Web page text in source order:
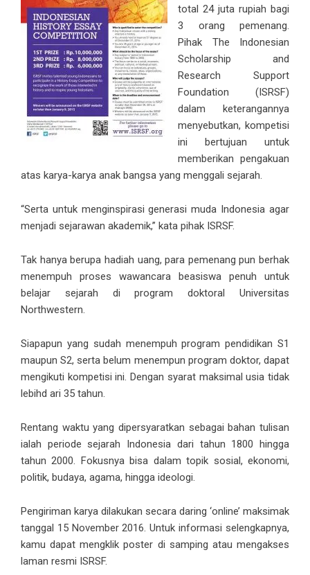
total 24 juta rupiah bagi
3 orang pemenang.
Pihak The Indonesian
Scholarship and
Research Support
Foundation (ISRSF)
dalam keterangannya
menyebutkan, kompetisi
ini bertujuan untuk
memberikan pengakuan
atas karya-karya anak bangsa yang menggali sejarah.
“Serta untuk menginspirasi generasi muda Indonesia agar
menjadi sejarawan akademik,” kata pihak ISRSF.
Tak hanya berupa hadiah uang, para pemenang pun berhak
menempuh proses wawancara beasiswa penuh untuk
belajar sejarah di program doktoral Universitas
Northwestern.
Siapapun yang sudah menempuh program pendidikan S1
maupun S2, serta belum menempun program doktor, dapat
mengikuti kompetisi ini. Dengan syarat maksimal usia tidak
lebihd ari 35 tahun.
Rentang waktu yang dipersyaratkan sebagai bahan tulisan
ialah periode sejarah Indonesia dari tahun 1800 hingga
tahun 2000. Fokusnya bisa dalam topik sosial, ekonomi,
politik, budaya, agama, hingga ideologi.
Pengiriman karya dilakukan secara daring ‘online’ maksimak
tanggal 15 November 2016. Untuk informasi selengkapnya,
kamu dapat mengklik poster di samping atau mengakses
laman resmi ISRSF.